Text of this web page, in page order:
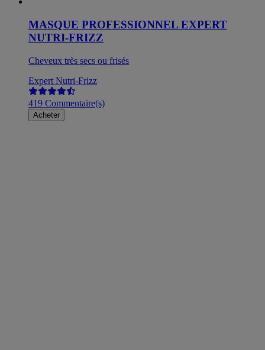
MASQUE PROFESSIONNEL EXPERT
NUTRI-FRIZZ
Cheveux très secs ou frisés
Expert Nutri-Frizz
419 Commentaire(s)
Acheter